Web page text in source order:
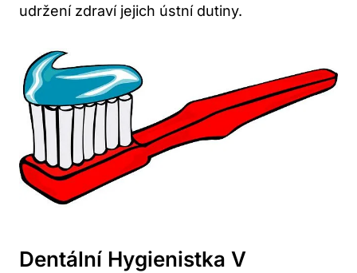
udržení zdraví jejich ústní dutiny.
Dentální Hygienistka V